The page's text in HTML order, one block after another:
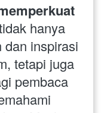
hanya
dan inspirasi
tetapi juga
pembaca